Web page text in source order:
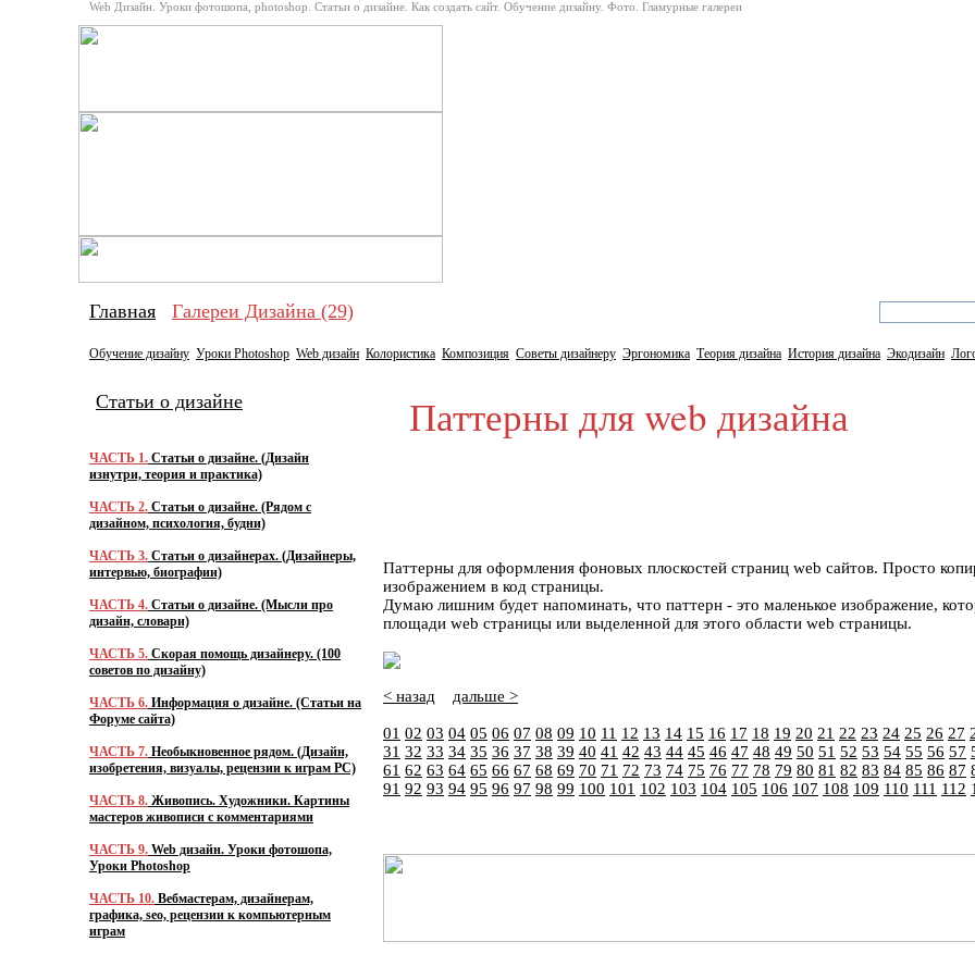
Web Дизайн. Уроки фотошопа, photoshop. Статьи о дизайне. Как создать сайт. Обучение дизайну. Фото. Гламурные галереи
Главная Галереи Дизайна (29)
Обучение дизайну Уроки Photoshop Web дизайн Колористика Композиция Советы дизайнеру Эргономика Теория дизайна История дизайна Экодизайн
Статьи о дизайне
ЧАСТЬ 1. Статьи о дизайне. (Дизайн
изнутри, теория и практика)
ЧАСТЬ 2. Статьи о дизайне. (Рядом с
дизайном, психология, будни)
ЧАСТЬ 3. Статьи о дизайнерах. (Дизайнеры,
интервью, биографии)
ЧАСТЬ 4. Статьи о дизайне. (Мысли про
дизайн, словари)
ЧАСТЬ 5. Скорая помощь дизайнеру. (100
советов по дизайну)
ЧАСТЬ 6. Информация о дизайне. (Статьи на
Форуме сайта)
ЧАСТЬ 7. Необыкновенное рядом. (Дизайн,
изобретения, визуалы, рецензии к играм PC)
ЧАСТЬ 8. Живопись. Художники. Картины
мастеров живописи с комментариями
ЧАСТЬ 9. Web дизайн. Уроки фотошопа,
Уроки Photoshop
ЧАСТЬ 10. Вебмастерам, дизайнерам,
графика, seo, рецензии к компьютерным
играм
Паттерны для web дизайна
Паттерны для оформления фоновых плоскостей страниц web сайтов. Просто
изображением в код страницы.
Думаю лишним будет напоминать, что паттерн - это маленькое изображение,
площади web страницы или выделенной для этого области web страницы.
< назад дальше >
01 02 03 04 05 06 07 08 09 10 11 12 13 14 15 16 17 18 19 20 21 22 23 24 25 26 27
31 32 33 34 35 36 37 38 39 40 41 42 43 44 45 46 47 48 49 50 51 52 53 54 55 56 57
61 62 63 64 65 66 67 68 69 70 71 72 73 74 75 76 77 78 79 80 81 82 83 84 85 86 87
91 92 93 94 95 96 97 98 99 100 101 102 103 104 105 106 107 108 109 110 111 112